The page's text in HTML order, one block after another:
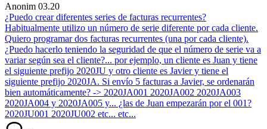
Anonim 03.20
¿Puedo crear diferentes series de facturas recurrentes?
Habitualmente utilizo un número de serie diferente por cada cliente.
Quiero programar dos facturas recurrentes (una por cada cliente).
¿Puedo hacerlo teniendo la seguridad de que el número de serie va a
variar según sea el cliente?... por ejemplo, un cliente es Juan y tiene
el siguiente prefijo 2020JU y otro cliente es Javier y tiene el
siguiente prefijo 2020JA. Si envío 5 facturas a Javier, se ordenarán
bien automáticamente? -> 2020JA001 2020JA002 2020JA003
2020JA004 y 2020JA005 y... ¿las de Juan empezarán por el 001?
2020JU001 2020JU002 etc... etc...